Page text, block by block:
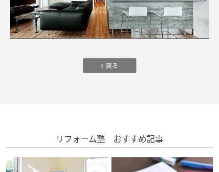
住まいの売却
これから住まいをご検討の方
多彩な動画やこだわりが詰まった建築実例、注目の最新情報など、住
ホームラウンジ 土地活用・賃貸経営
実例動画や基礎知識、収納の工夫など、理想の住まいを叶えるリフォ
ームの具体策とアイデアを豊富にご用意しています。
ホームラウンジ リフォーム
すべてのフィールドに新しい価値をデザインし、持続可能な未来志向
のまちづくりを実現していきます。
ミサワホームオーナーさま・リフォーム工事ご契約者さまとミサワホ
ームを結ぶコミュニケーションサイト。お得・便利・安心なコンテン
ツや、ミサワホームからの大切なお知らせなど配信しています。
新卒者採用
海外事業
リフォーム塾 おすすめ記事